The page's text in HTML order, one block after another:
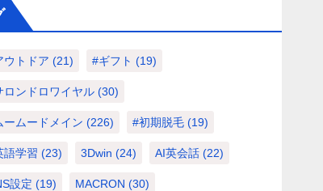
ウトドア (21) #ギフト (19)
ロンドロワイヤル (30)
ームードメイン (226) #初期脱毛 (19)
語学習 (23) 3Dwin (24) AI英会話 (22)
設定 (19) MACRON (30)